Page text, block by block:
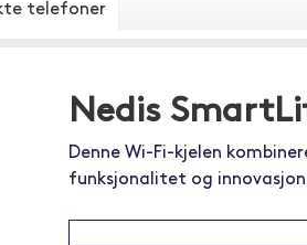
telefoner
Nedis
Denne Wi-Fi-kjelen
funksjonalitet og